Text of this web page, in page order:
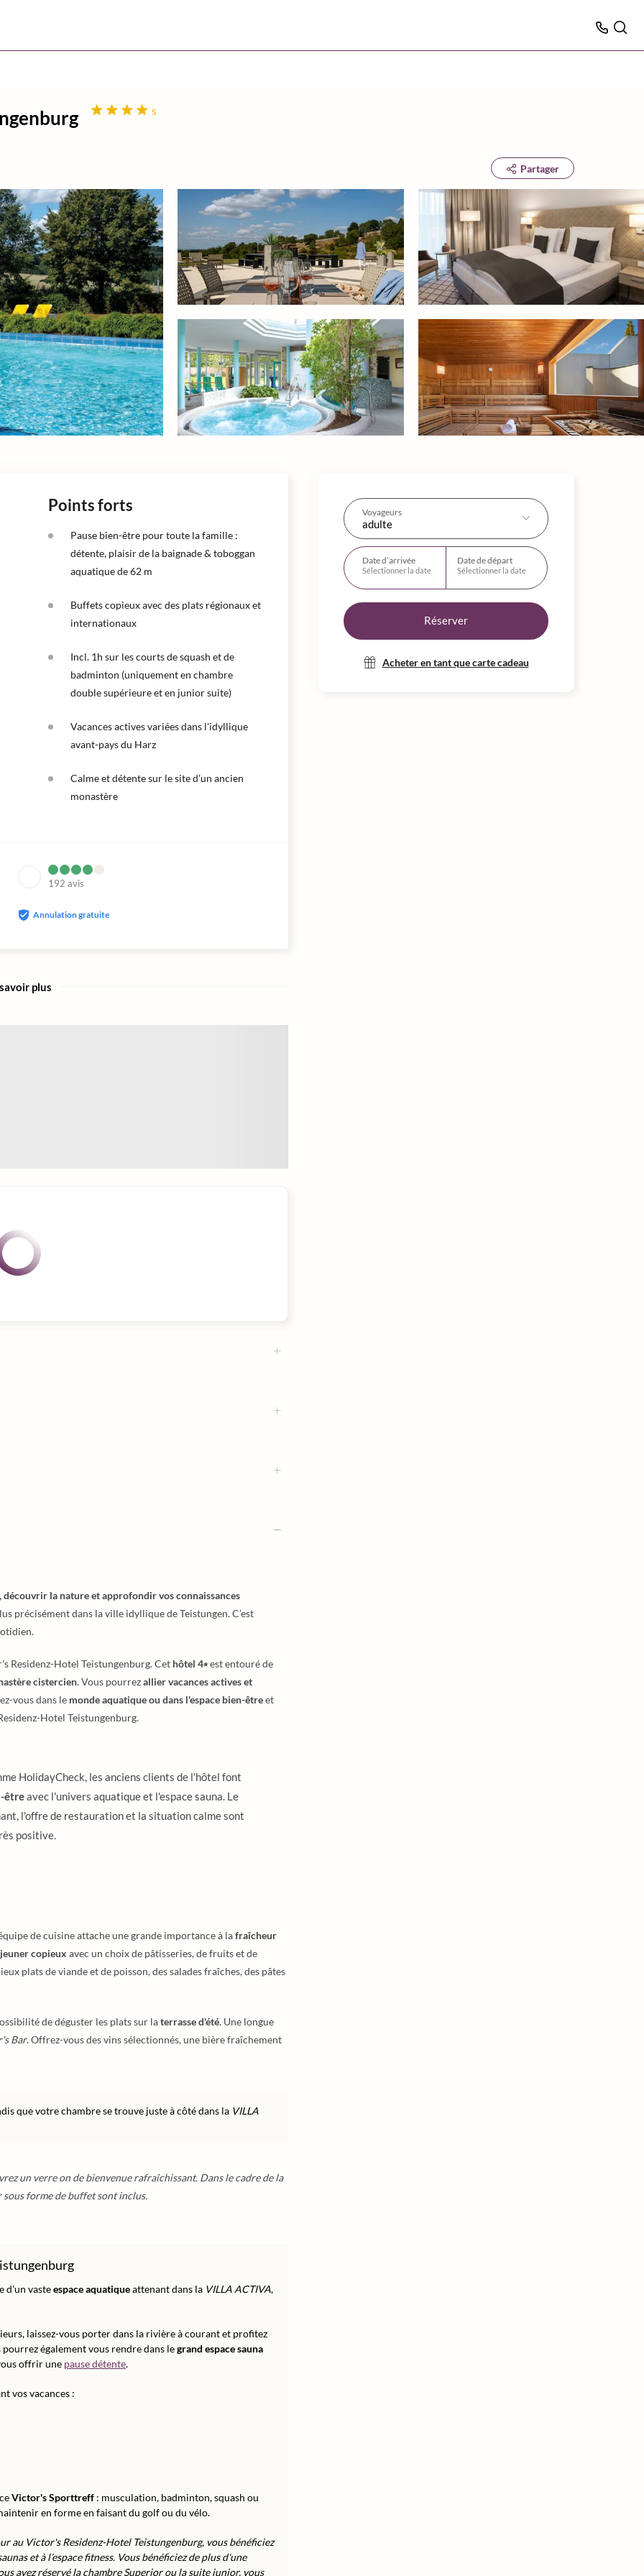
s
Partager
Voyageurs
adulte
Date d’arrivée
Sélectionner la date
Date de départ
Sélectionner la date
Réserver
Acheter en tant que carte cadeau
Points forts
Pause bien-être pour toute la famille :
détente, plaisir de la baignade & toboggan
aquatique de 62 m
Buffets copieux avec des plats régionaux et
internationaux
Incl. 1h sur les courts de squash et de
badminton (uniquement en chambre
double supérieure et en junior suite)
Vacances actives variées dans l'idyllique
avant-pays du Harz
Calme et détente sur le site d’un ancien
monastère
192 avis
Annulation gratuite
plus
découvrir la nature et approfondir vos connaissances
précisément dans la ville idyllique de Teistungen. C’est
Residenz-Hotel Teistungenburg. Cet hôtel 4⭑est entouré de
cistercien. Vous pourrezallier vacances actives et
vous dans le monde aquatique ou dans l'espace bien-êtreet
Hotel Teistungenburg.
HolidayCheck, les anciens clients de l'hôtel font
êtreavec l'univers aquatique et l'espace sauna. Le
l'offre de restauration et la situation calme sont
positive.
de cuisine attache une grande importance à lafraîcheur
copieux avec un choix de pâtisseries, de fruits et de
plats de viande et de poisson, des salades fraîches, des pâtes
de déguster les plats sur laterrasse d'été. Une longue
Bar. Offrez-vous des vins sélectionnés, une bière fraîchement
que votre chambre se trouve juste à côté dans la VILLA
un verre on de bienvenue rafraîchissant. Dans le cadre de la
forme de buffet sont inclus.
d'un vasteespace aquatiqueattenant dans la VILLA ACTIVA,
laissez-vous porter dans la rivière à courant et profitez
pourrez également vous rendre dans legrand espace sauna
offrir une pause détente.
vos vacances :
Victor's Sporttreff : musculation, badminton, squash ou
en forme en faisant du golf ou du vélo.
au Victor's Residenz-Hotel Teistungenburg, vous bénéficiez
et à l’espace fitness. Vous bénéficiez de plus d'une
avez réservé la chambre Superior ou la suite junior, vous